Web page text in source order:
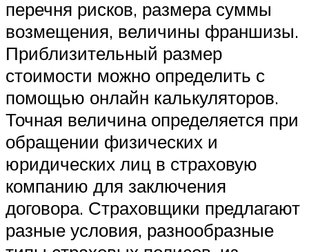
перечня рисков, размера суммы
возмещения, величины франшизы.
Приблизительный размер
стоимости можно определить с
помощью онлайн калькуляторов.
Точная величина определяется при
обращении физических и
юридических лиц в страховую
компанию для заключения
договора. Страховщики предлагают
разные условия, разнообразные